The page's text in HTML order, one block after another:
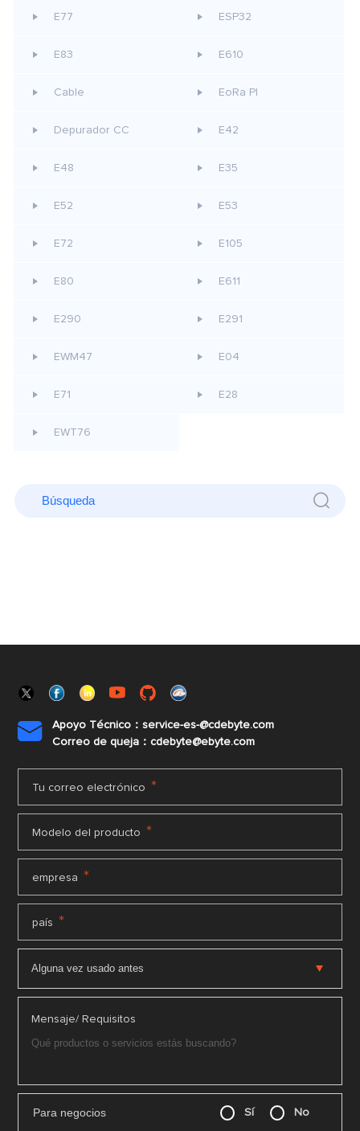
E77 ESP32
E83 E610
Cable EoRa PI
Depurador CC E42
E48 E35
E52 E53
E72 E105
E80 E611
E290 E291
EWM47 E04
E71 E28
EWT76

Apoyo Técnico：service-es-@cdebyte.com
Correo de queja：cdebyte@ebyte.com
Tu correo electrónico *
Modelo del producto *
empresa *
país *
Mensaje/ Requisitos
Para negocios Sí No